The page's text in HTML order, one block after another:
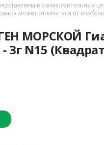
в ознакомительных
может отличаться от
МОРСКОЙ
3г N15